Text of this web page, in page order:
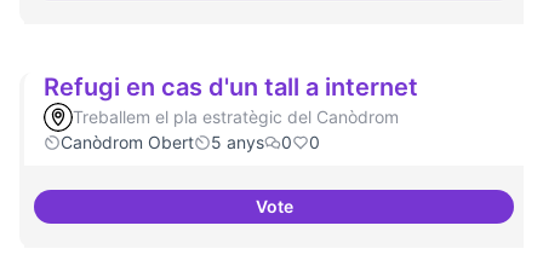
Refugi en cas d'un tall a internet
Treballem el pla estratègic del Canòdrom
Canòdrom Obert
5 anys 0 0
VoteRefugi en cas d'un tall a internet